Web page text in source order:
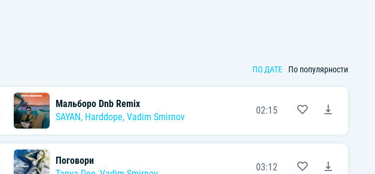
ПО ДАТЕ По популярности
Мальборо Dnb Remix
SAYAN, Harddope, Vadim Smirnov
02:15
Поговори
03:12